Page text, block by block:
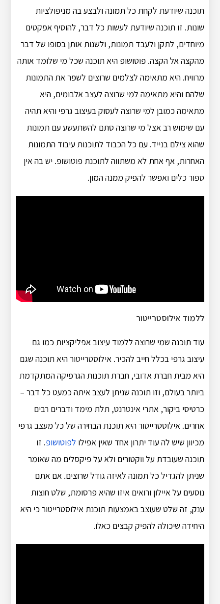
תוכנה שיודעת לקחת כל תמונה ולבצע בה מניפולציות
שונות. זו תוכנה שיודעת לעשות כל דבר, להוסיף אפקטים
מיוחדים, לתקן ולעבד תמונות, ולשנות אותן בסופו של דבר
מהקצה אל הקצה. פוטושופ היא תוכנה שכל מי שלומד אותה
מרוויח. היא מתאימה לצלמים שרוצים לשפר את התמונות
שלהם והיא מתאימה למי שרוצה לעצב אלבומים, היא
מתאימה כמובן למי שרוצה לעסוק בעיצוב גרפי והיא תהיה
עם שימוש רב אצל מי שרוצה סתם להשתעשע עם תמונות
שהוא צילם בנייד. עם כל הכבוד לתוכנות עיבוד התמונות
האחרות, אף אחת לא משתווה לתוכנת פוטושופ. יש בה אין
ספור כלים ואפשר להפיק ממנה המון.
ללמוד אילוסטרייטור
עוד תוכנה שמי שרוצה ללמוד עיצוב אפליקציות כמו גם
עיצוב גרפי בכלל חייב להכיר. אילוסטרייטור היא תוכנה שגם
היא מבית חברת אדובי, חברת תוכנות הגרפיקה המתקדמת
ביותר בעולם, וזו תוכנה שניתן לעצב איתה כמעט כל דבר –
כרטיסי ביקור, אתרי אינטרנט, תלת מימד ודברים רבים
אחרים. אילוסטרייטור היא תוכנת הבחירה של כל מעצב גרפי
מכיוון שיש לה עוד יתרון אחד שאין אפילו לפוטושופ. זו
תוכנה שעובדת על ווקטורים ולא על פיקסלים מה שאומר
שניתן להגדיל כל תמונה לאיזה גודל שרוצים. אם אתם
נוסעים על איילון ורואים איזו שהיא פרסומת, שלט חוצות
ענק, זה שלט שעוצב באמצעות תוכנת אילוסטרייטור כי היא
היחידה שיכולה להפיק קבצים כאלו.